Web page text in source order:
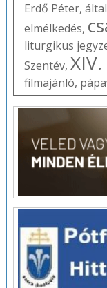
Erdő Péter,
elmélkedés,
liturgikus
Szentév,
filmajánló,